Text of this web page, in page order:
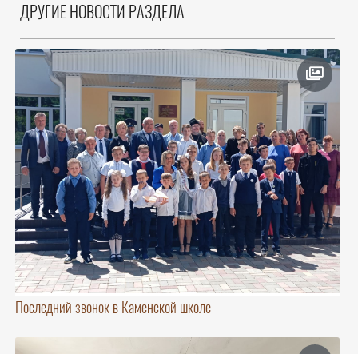
ДРУГИЕ НОВОСТИ РАЗДЕЛА
Последний звонок в Каменской школе